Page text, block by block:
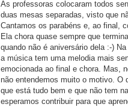
As professoras colocaram todos
duas mesas separadas, visto que
Cantamos os parabéns e, ao final,
Ela chora quase sempre que
quando não é aniversário dela :-)
a música tem uma melodia mais
emocionada ao final e chora. Mas,
não entendemos muito o motivo. O
que está tudo bem e que não tem
esperamos contribuir para que